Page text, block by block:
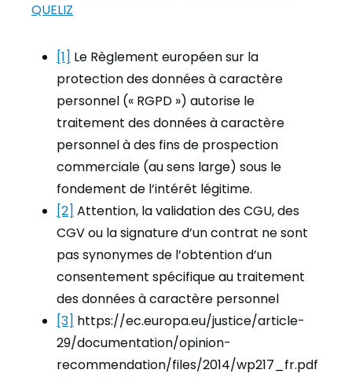
QUELIZ
[1] Le Règlement européen sur la
protection des données à caractère
personnel (« RGPD ») autorise le
traitement des données à caractère
personnel à des fins de prospection
commerciale (au sens large) sous le
fondement de l’intérêt légitime.
[2] Attention, la validation des CGU, des
CGV ou la signature d’un contrat ne sont
pas synonymes de l’obtention d’un
consentement spécifique au traitement
des données à caractère personnel
[3] https://ec.europa.eu/justice/article-
29/documentation/opinion-
recommendation/files/2014/wp217_fr.pdf